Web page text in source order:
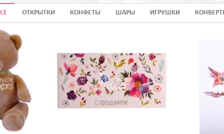
ОТКРЫТКИ КОНФЕТЫ ШАРЫ ИГРУШКИ